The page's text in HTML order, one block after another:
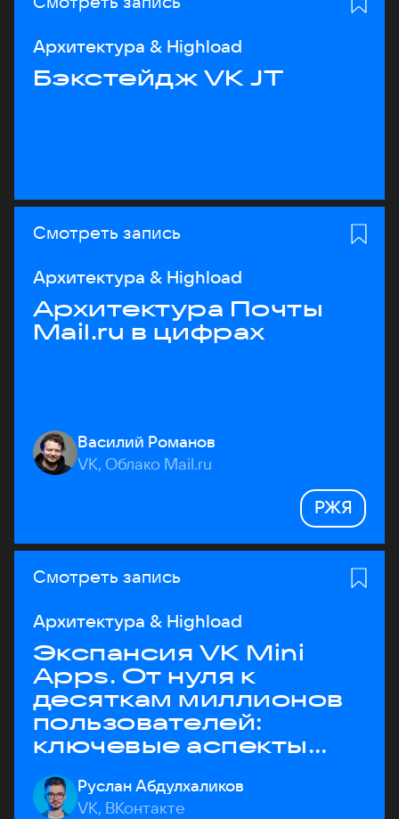
Архитектура & Highload
Бэкстейдж VK JT
Смотреть запись
Архитектура & Highload
Архитектура Почты
Mail.ru в цифрах
Василий Романов
VK, Облако Mail.ru
РЖЯ
Смотреть запись
Архитектура & Highload
Экспансия VK Mini
Apps. От нуля к
десяткам миллионов
пользователей:
ключевые аспекты
архитектуры
Руслан Абдулхаликов
VK, ВКонтакте